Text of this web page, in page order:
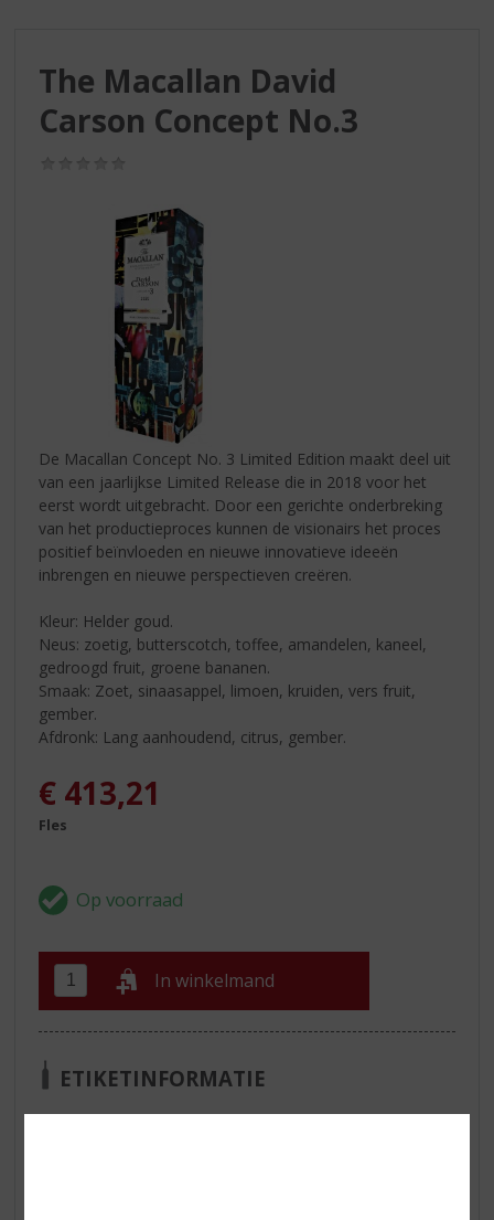
The Macallan David
Carson Concept No.3
De Macallan Concept No. 3 Limited Edition maakt deel uit
van een jaarlijkse Limited Release die in 2018 voor het
eerst wordt uitgebracht. Door een gerichte onderbreking
van het productieproces kunnen de visionairs het proces
positief beïnvloeden en nieuwe innovatieve ideeën
inbrengen en nieuwe perspectieven creëren.
Kleur: Helder goud.
Neus: zoetig, butterscotch, toffee, amandelen, kaneel,
gedroogd fruit, groene bananen.
Smaak: Zoet, sinaasappel, limoen, kruiden, vers fruit,
gember.
Afdronk: Lang aanhoudend, citrus, gember.
€ 413,21
Fles
In winkelmand
ETIKETINFORMATIE